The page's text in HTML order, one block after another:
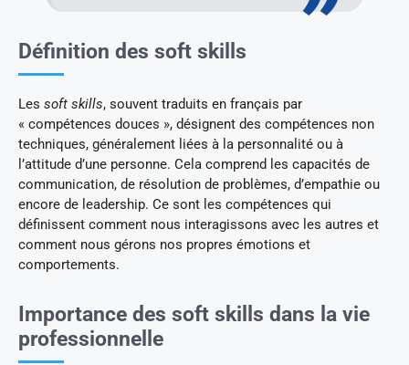
Définition des soft skills
Les soft skills, souvent traduits en français par
« compétences douces », désignent des compétences non
techniques, généralement liées à la personnalité ou à
l’attitude d’une personne. Cela comprend les capacités de
communication, de résolution de problèmes, d’empathie ou
encore de leadership. Ce sont les compétences qui
définissent comment nous interagissons avec les autres et
comment nous gérons nos propres émotions et
comportements.
Importance des soft skills dans la vie
professionnelle